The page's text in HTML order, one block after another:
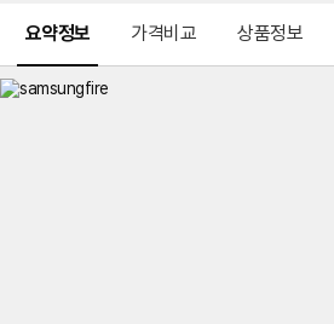
요약정보 가격비교 상품정보